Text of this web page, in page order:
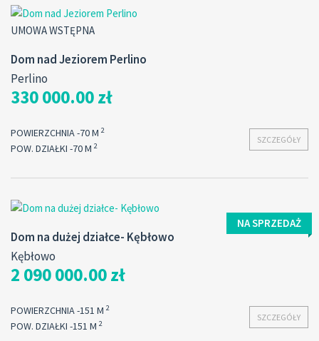
UMOWA WSTĘPNA
Dom nad Jeziorem Perlino
Perlino
330 000.00 zł
SZCZEGÓŁY
POWIERZCHNIA -70 M 2
POW. DZIAŁKI -70 M 2
NA SPRZEDAŻ
Dom na dużej działce- Kębłowo
Kębłowo
2 090 000.00 zł
SZCZEGÓŁY
POWIERZCHNIA -151 M 2
POW. DZIAŁKI -151 M 2